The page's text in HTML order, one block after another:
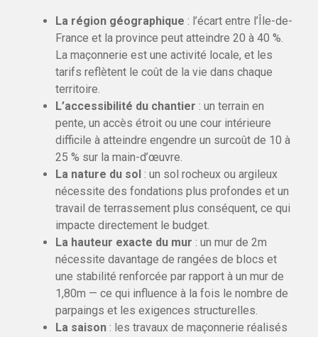
La région géographique : l’écart entre l’Île-de-
France et la province peut atteindre 20 à 40 %.
La maçonnerie est une activité locale, et les
tarifs reflètent le coût de la vie dans chaque
territoire.
L’accessibilité du chantier : un terrain en
pente, un accès étroit ou une cour intérieure
difficile à atteindre engendre un surcoût de 10 à
25 % sur la main-d’œuvre.
La nature du sol : un sol rocheux ou argileux
nécessite des fondations plus profondes et un
travail de terrassement plus conséquent, ce qui
impacte directement le budget.
La hauteur exacte du mur : un mur de 2m
nécessite davantage de rangées de blocs et
une stabilité renforcée par rapport à un mur de
1,80m — ce qui influence à la fois le nombre de
parpaings et les exigences structurelles.
La saison : les travaux de maçonnerie réalisés